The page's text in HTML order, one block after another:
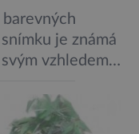
barevných
je známá
vzhledem
množství těžších
je místem zrodu